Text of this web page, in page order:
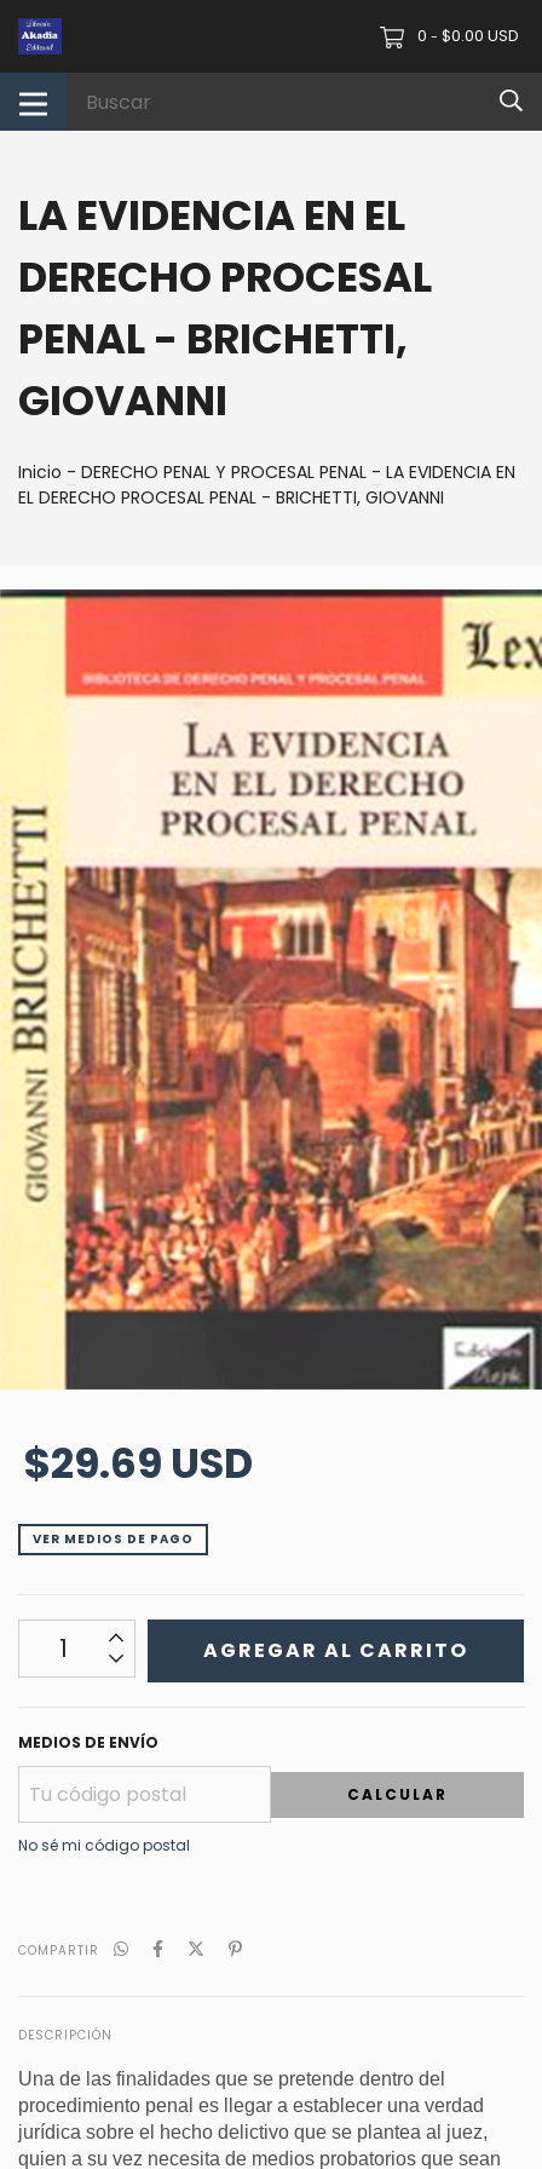
0 - $0.00 USD
LA EVIDENCIA EN EL
DERECHO PROCESAL
PENAL - BRICHETTI,
GIOVANNI
Inicio - DERECHO PENAL Y PROCESAL PENAL - LA EVIDENCIA EN
EL DERECHO PROCESAL PENAL - BRICHETTI, GIOVANNI
$29.69 USD
VER MEDIOS DE PAGO
MEDIOS DE ENVÍO
CALCULAR
No sé mi código postal
COMPARTIR
DESCRIPCIÓN
Una de las finalidades que se pretende dentro del
procedimiento penal es llegar a establecer una verdad
jurídica sobre el hecho delictivo que se plantea al juez,
quien a su vez necesita de medios probatorios que sean